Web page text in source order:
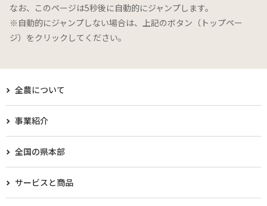
なお、このページは5秒後に自動的にジャンプします。
※自動的にジャンプしない場合は、上記のボタン（トップペー
ジ）をクリックしてください。
全農について
事業紹介
全国の県本部
サービスと商品